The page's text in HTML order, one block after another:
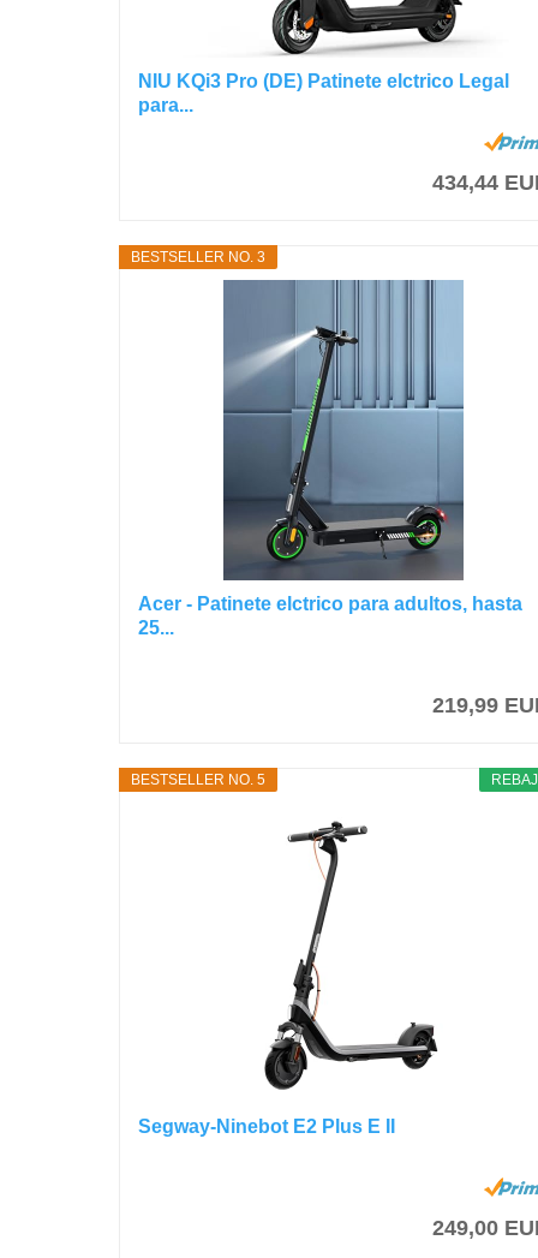
NIU KQi3 Pro (DE) Patinete elctrico Legal
para...
434,44
BESTSELLER NO. 3
Acer - Patinete elctrico para adultos, hasta
25...
219,99
BESTSELLER NO. 5
Segway-Ninebot E2 Plus E II
249,00